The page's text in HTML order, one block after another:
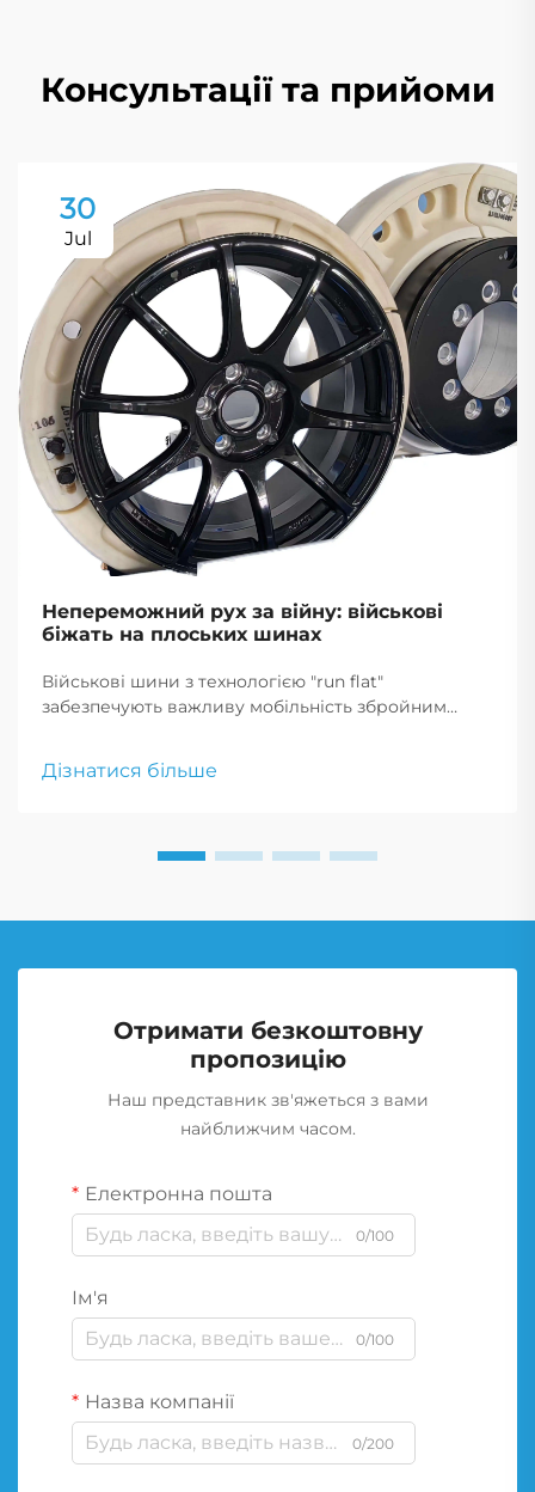
Консультації та прийоми
30
Jul
Непереможний рух за війну: військові
біжать на плоських шинах
Військові шини з технологією "run flat"
забезпечують важливу мобільність збройним
важливим для тактичних маневрів і екстрених
Дізнатися більше
Отримати безкоштовну
пропозицію
Наш представник зв'яжеться з вами
найближчим часом.
Електронна пошта
0/100
Ім'я
0/100
Назва компанії
0/200